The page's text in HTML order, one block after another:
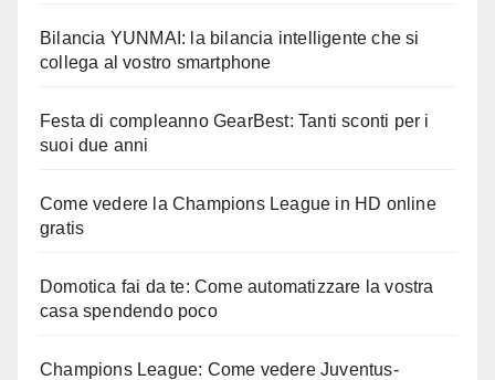
Bilancia YUNMAI: la bilancia intelligente che si
collega al vostro smartphone
Festa di compleanno GearBest: Tanti sconti per i
suoi due anni
Come vedere la Champions League in HD online
gratis
Domotica fai da te: Come automatizzare la vostra
casa spendendo poco
Champions League: Come vedere Juventus-